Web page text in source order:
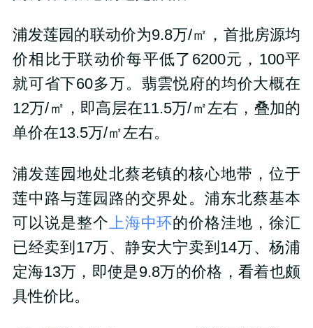
浦发莲园的联动价为9.8万/㎡，首批房源均
价相比于联动价每平低了 6200元 ， 100平
就可省下60多万。翡雲悦府的均价大概在
12万/㎡，即高层在11.5万/㎡左右，叠加的
单价在13.5万/㎡左右。
浦发莲园地处北蔡老镇的核心地带，位于
莲中路与莲园路的交界处。浦东北蔡基本
可以说是整个 上海中环的价格洼地，徐汇
已经卖到 17万、静安大宁卖到 14万、杨浦
定海13万，即使是9.8万的价格，看着也颇
具性价比。